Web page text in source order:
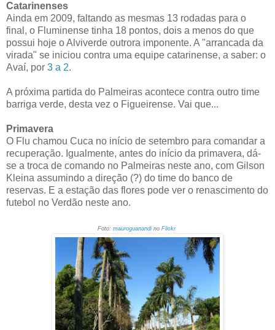
Catarinenses
Ainda em 2009, faltando as mesmas 13 rodadas para o
final, o Fluminense tinha 18 pontos, dois a menos do que
possui hoje o Alviverde outrora imponente. A "arrancada da
virada" se iniciou contra uma equipe catarinense, a saber: o
Avaí, por 3 a 2.
A próxima partida do Palmeiras acontece contra outro time
barriga verde, desta vez o Figueirense. Vai que...
Primavera
O Flu chamou Cuca no início de setembro para comandar a
recuperação. Igualmente, antes do início da primavera, dá-
se a troca de comando no Palmeiras neste ano, com Gilson
Kleina assumindo a direção (?) do time do banco de
reservas. E a estação das flores pode ver o renascimento do
futebol no Verdão neste ano.
Foto: mauroguanandi no Flickr